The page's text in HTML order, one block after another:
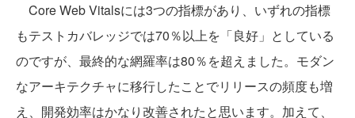
Core Web Vitalsには3つの指標があり、いずれの指標
もテストカバレッジでは70％以上を「良好」としている
のですが、最終的な網羅率は80％を超えました。モダン
なアーキテクチャに移行したことでリリースの頻度も増
え、開発効率はかなり改善されたと思います。加えて、